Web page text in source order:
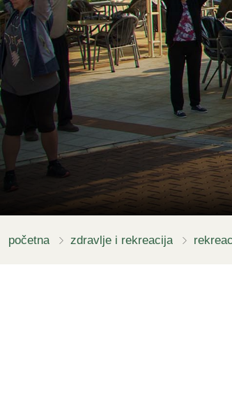
početna zdravlje i rekreacija